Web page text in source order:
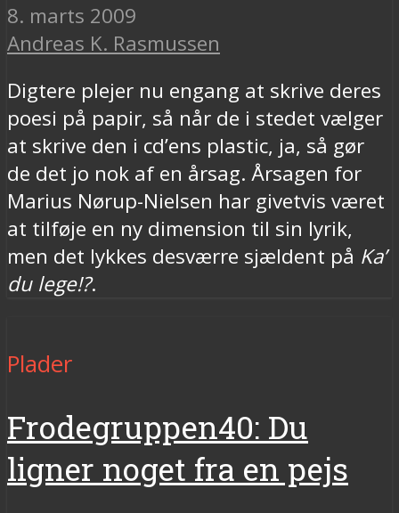
8. marts 2009
Andreas K. Rasmussen
Digtere plejer nu engang at skrive deres
poesi på papir, så når de i stedet vælger
at skrive den i cd’ens plastic, ja, så gør
de det jo nok af en årsag. Årsagen for
Marius Nørup-Nielsen har givetvis været
at tilføje en ny dimension til sin lyrik,
men det lykkes desværre sjældent på Ka’
du lege!?.
Plader
Frodegruppen40: Du
ligner noget fra en pejs